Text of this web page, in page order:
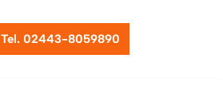
Tel. 02443-8059890